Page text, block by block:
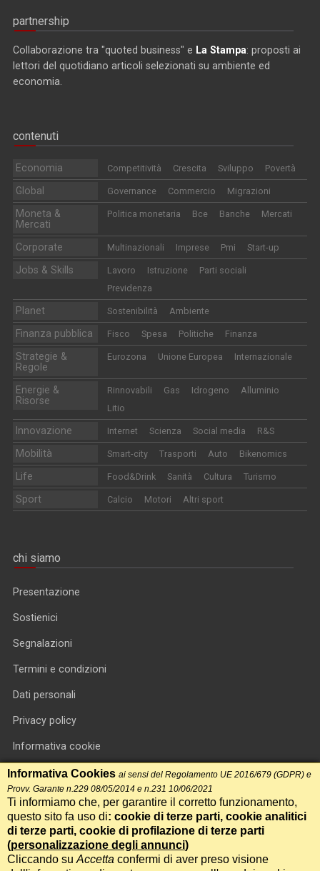
partnership
Collaborazione tra "quoted business" e La Stampa: proposti ai
lettori del quotidiano articoli selezionati su ambiente ed
economia.
contenuti
Economia Competitività Crescita Sviluppo Povertà
Global Governance Commercio Migrazioni
Moneta &
Mercati
Politica monetaria Bce Banche Mercati
Corporate Multinazionali Imprese Pmi Start-up
Jobs & Skills Lavoro Istruzione
Parti sociali
Previdenza
Planet Sostenibilità Ambiente
Finanza pubblica Fisco Spesa Politiche Finanza
Strategie &
Regole
Eurozona Unione Europea Internazionale
Energie &
Risorse
Rinnovabili Gas Idrogeno
Alluminio
Litio
Innovazione Internet Scienza Social media R&S
Mobilità Smart-city Trasporti Auto Bikenomics
Life Food&Drink Sanità Cultura Turismo
Sport Calcio Motori Altri sport
chi siamo
Presentazione
Sostienici
Segnalazioni
Termini e condizioni
Dati personali
Privacy policy
Informativa cookie
RSS feed
RSS Top News
Contatti
International Communication S.r.l. • P.IVA 14478081004 • Testata
Informativa Cookies ai sensi del Regolamento UE 2016/679 (GDPR) e
Provv. Garante n.229 08/05/2014 e n.231 10/06/2021
Ti informiamo che, per garantire il corretto funzionamento,
questo sito fa uso di: cookie di terze parti, cookie analitici
di terze parti, cookie di profilazione di terze parti
(personalizzazione degli annunci)
Cliccando su Accetta confermi di aver preso visione